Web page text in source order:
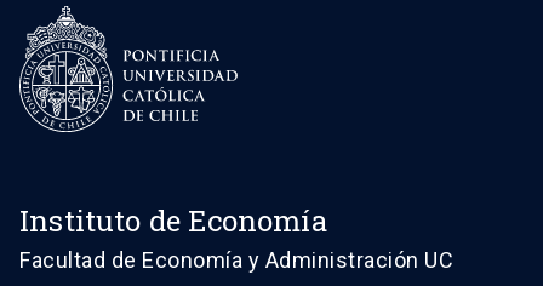
Instituto de Economía
Facultad de Economía y Administración UC